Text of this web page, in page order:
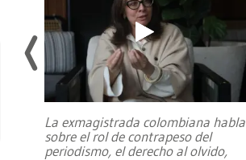
La exmagistrada colombiana habla
sobre el rol de contrapeso del
periodismo, el derecho al olvido,